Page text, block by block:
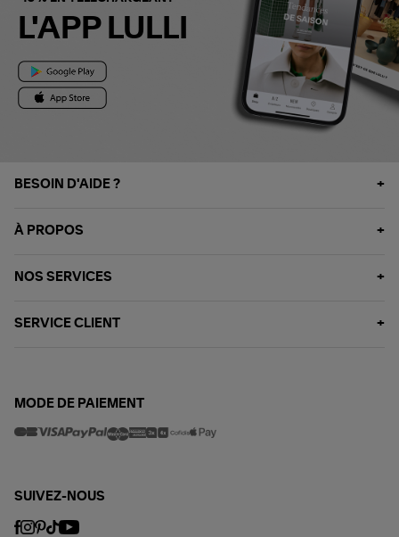
L'APP LULLI
BESOIN D'AIDE ?
À PROPOS
NOS SERVICES
SERVICE CLIENT
MODE DE PAIEMENT
SUIVEZ-NOUS